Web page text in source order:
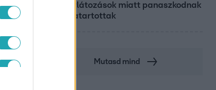
is – korlátozások miatt panaszkodnak
a fogvatartottak
Mutasd mind